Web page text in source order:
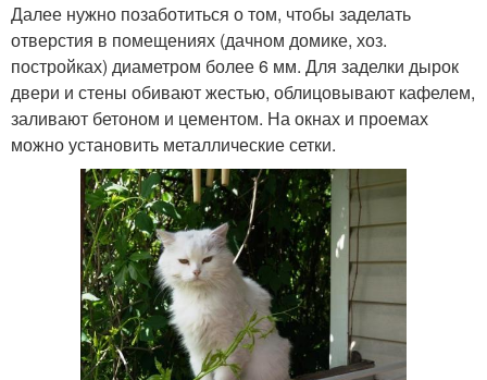
Далее нужно позаботиться о том, чтобы заделать
отверстия в помещениях (дачном домике, хоз.
постройках) диаметром более 6 мм. Для заделки дырок
двери и стены обивают жестью, облицовывают кафелем,
заливают бетоном и цементом. На окнах и проемах
можно установить металлические сетки.